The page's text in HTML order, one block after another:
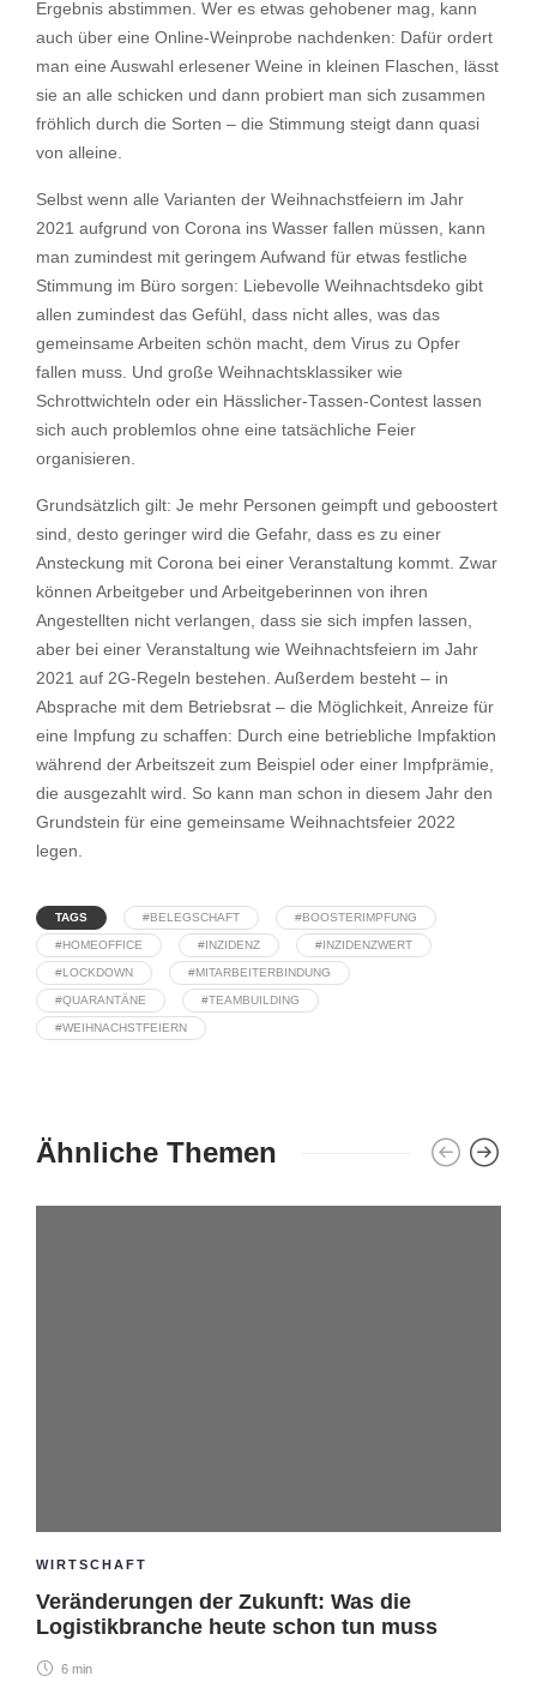
Ergebnis abstimmen. Wer es etwas gehobener mag, kann
auch über eine Online-Weinprobe nachdenken: Dafür ordert
man eine Auswahl erlesener Weine in kleinen Flaschen, lässt
sie an alle schicken und dann probiert man sich zusammen
fröhlich durch die Sorten – die Stimmung steigt dann quasi
von alleine.
Selbst wenn alle Varianten der Weihnachstfeiern im Jahr
2021 aufgrund von Corona ins Wasser fallen müssen, kann
man zumindest mit geringem Aufwand für etwas festliche
Stimmung im Büro sorgen: Liebevolle Weihnachtsdeko gibt
allen zumindest das Gefühl, dass nicht alles, was das
gemeinsame Arbeiten schön macht, dem Virus zu Opfer
fallen muss. Und große Weihnachtsklassiker wie
Schrottwichteln oder ein Hässlicher-Tassen-Contest lassen
sich auch problemlos ohne eine tatsächliche Feier
organisieren.
Grundsätzlich gilt: Je mehr Personen geimpft und geboostert
sind, desto geringer wird die Gefahr, dass es zu einer
Ansteckung mit Corona bei einer Veranstaltung kommt. Zwar
können Arbeitgeber und Arbeitgeberinnen von ihren
Angestellten nicht verlangen, dass sie sich impfen lassen,
aber bei einer Veranstaltung wie Weihnachtsfeiern im Jahr
2021 auf 2G-Regeln bestehen. Außerdem besteht – in
Absprache mit dem Betriebsrat – die Möglichkeit, Anreize für
eine Impfung zu schaffen: Durch eine betriebliche Impfaktion
während der Arbeitszeit zum Beispiel oder einer Impfprämie,
die ausgezahlt wird. So kann man schon in diesem Jahr den
Grundstein für eine gemeinsame Weihnachtsfeier 2022
legen.
TAGS #BELEGSCHAFT #BOOSTERIMPFUNG
#HOMEOFFICE #INZIDENZ #INZIDENZWERT
#LOCKDOWN #MITARBEITERBINDUNG
#QUARANTÄNE #TEAMBUILDING
#WEIHNACHSTFEIERN
Ähnliche Themen
WIRTSCHAFT
Veränderungen der Zukunft: Was die
Logistikbranche heute schon tun muss
6 min